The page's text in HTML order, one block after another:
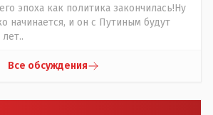
эпоха как политика закончилась!Ну
начинается, и он с Путиным будут
Все обсуждения